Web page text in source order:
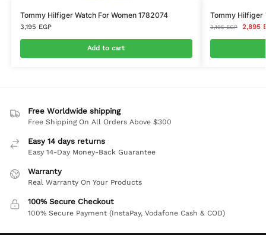
Tommy Hilfiger Watch For Women 1782074
3,195 EGP
Add to cart
Tommy Hilfiger
3,195EGP 2,895
Free Worldwide shipping
Free Shipping On All Orders Above $300
Easy 14 days returns
Easy 14-Day Money-Back Guarantee
Warranty
Real Warranty On Your Products
100% Secure Checkout
100% Secure Payment (InstaPay, Vodafone Cash & COD)